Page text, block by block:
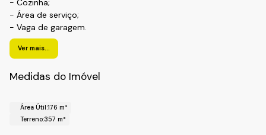
- Cozinha;
- Área de serviço;
- Vaga de garagem.
!! Localização !!
Bairro: Vila Progresso
Realize o Seu Cadastro e Solicite Mais Informações e
Fale com a Fiveh Soluções Imobiliárias !!!
(11)4492-7939 / (11) 9 3055-8033 (WhatsApp).
Ver mais...
Medidas do Imóvel
Área Útil:176 m²
Terreno:357 m²